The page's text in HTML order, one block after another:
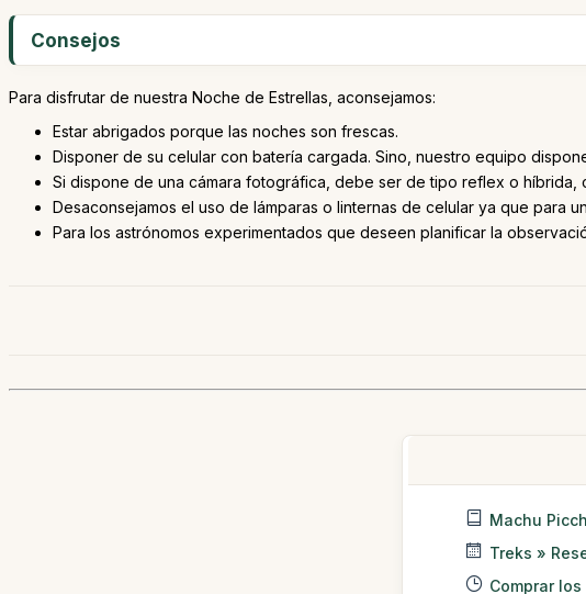
Consejos
Para disfrutar de nuestra Noche de Estrellas, aconsejamos:
Estar abrigados porque las noches son frescas.
Disponer de su celular con batería cargada. Sino, nuestro equipo
Si dispone de una cámara fotográfica, debe ser de tipo reflex o
Desaconsejamos el uso de lámparas o linternas de celular ya que para
Para los astrónomos experimentados que deseen planificar la
Machu
Treks »
Comprar